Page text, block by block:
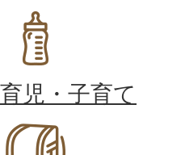
育児・子育て